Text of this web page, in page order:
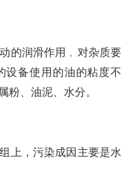
的润滑作用﹐对杂质要
设备使用的油的粘度不
粉、油泥、水分。
上，污染成因主要是水